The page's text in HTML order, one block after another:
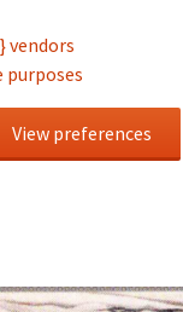
vendors
purposes
View preferences